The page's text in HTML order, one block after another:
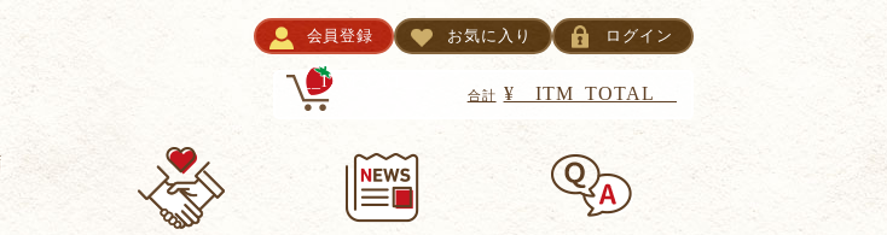
会員登録 お気に入り ログイン
__ITM_CNT__
合計 ¥__ITM_TOTAL__